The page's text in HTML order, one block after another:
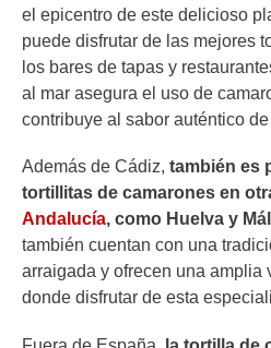
el epicentro de este delicioso
puede disfrutar de las mejores
los bares de tapas y
al mar asegura el uso de
contribuye al sabor auténtico
Además de Cádiz, también es
tortillitas de camarones en
Andalucía, como Huelva y
también cuentan con una
arraigada y ofrecen una amplia
donde disfrutar de esta